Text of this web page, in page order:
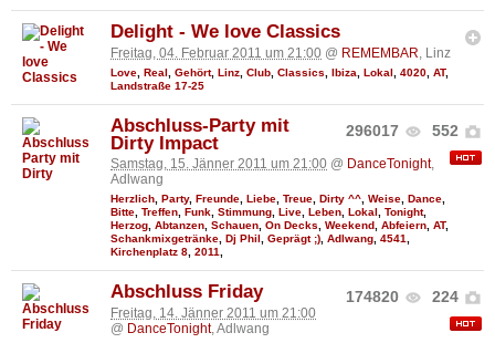
Delight - We love Classics
Freitag, 04. Februar 2011 um 21:00 @ REMEMBAR, Linz
Love Real Gehört, Linz Club Classics Ibiza Lokal 4020 AT,
Landstraße 17-25
296017 552
Abschluss-Party mit
Dirty Impact
Samstag, 15. Jänner 2011 um 21:00 @ DanceTonight,
Adlwang
Herzlich Party, Freunde Liebe Treue Dirty ^^ Weise Dance
Bitte Treffen Funk Stimmung Live Leben Lokal Tonight,
Herzog Abtanzen Schauen On Decks Weekend Abfeiern AT,
Schankmixgetränke Dj Phil Geprägt ;) Adlwang 4541
Kirchenplatz 8 2011
174820 224
Abschluss Friday
Freitag, 14. Jänner 2011 um 21:00
@ DanceTonight, Adlwang